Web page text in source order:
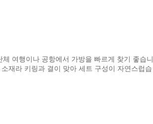
여행이나 공항에서 가방을 빠르게 찾기 좋습니
재라 키링과 결이 맞아 세트 구성이 자연스럽습